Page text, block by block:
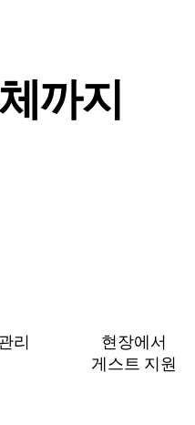
까⁠지
리
현장에서
게⁠스⁠트 지⁠원